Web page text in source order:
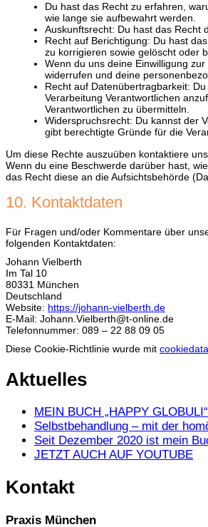
Du hast das Recht zu erfahren,
wie lange sie aufbewahrt werden.
Auskunftsrecht: Du hast das Recht
Recht auf Berichtigung: Du hast
zu korrigieren sowie gelöscht oder
Wenn du uns deine Einwilligung
widerrufen und deine
Recht auf Datenübertragbarkeit:
Verarbeitung Verantwortlichen
Verantwortlichen zu übermitteln.
Widerspruchsrecht: Du kannst der
gibt berechtigte Gründe für die
Um diese Rechte auszuüben kontaktiere
Wenn du eine Beschwerde darüber hast,
das Recht diese an die Aufsichtsbehörde
10. Kontaktdaten
Für Fragen und/oder Kommentare über
folgenden Kontaktdaten:
Johann Vielberth
Im Tal 10
80331 München
Deutschland
Website: https://johann-vielberth.de
E-Mail: Johann.Vielberth@t-online.de
Telefonnummer: 089 – 22 88 09 05
Diese Cookie-Richtlinie wurde mit
Aktuelles
MEIN BUCH „HAPPY
Selbstbehandlung – mit der
Seit Dezember 2020 ist mein
JETZT AUCH AUF YOUTUBE
Kontakt
Praxis München